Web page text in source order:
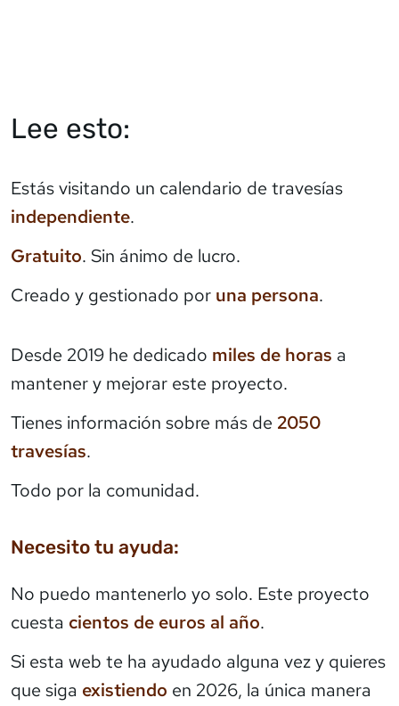
Lee esto:
Estás visitando un calendario de travesías
independiente.
Gratuito. Sin ánimo de lucro.
Creado y gestionado por una persona.
Desde 2019 he dedicado miles de horas a
mantener y mejorar este proyecto.
Tienes información sobre más de 2050
travesías.
Todo por la comunidad.
Necesito tu ayuda:
No puedo mantenerlo yo solo. Este proyecto
cuesta cientos de euros al año.
Si esta web te ha ayudado alguna vez y quieres
que siga existiendo en 2026, la única manera